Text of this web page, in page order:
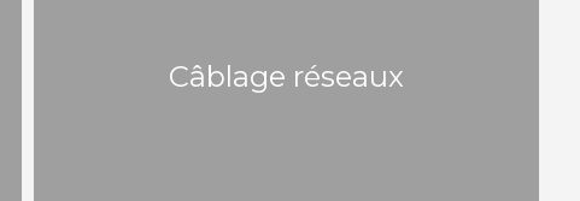
Câblage réseaux